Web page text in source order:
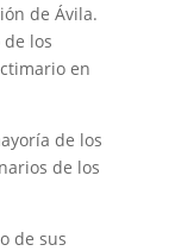
de Ávila.
los
en
de los
de los
de sus